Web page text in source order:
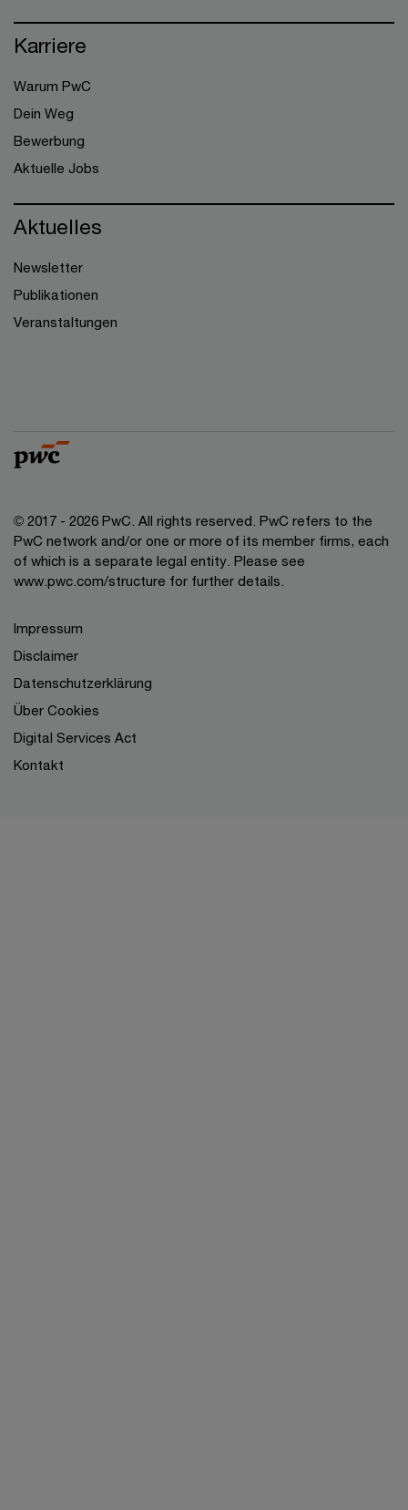
Karriere
Warum PwC
Dein Weg
Bewerbung
Aktuelle Jobs
Aktuelles
Newsletter
Publikationen
Veranstaltungen
© 2017 - 2026 PwC. All rights reserved. PwC refers to the
PwC network and/or one or more of its member firms, each
of which is a separate legal entity. Please see
www.pwc.com/structure for further details.
Impressum
Disclaimer
Datenschutzerklärung
Über Cookies
Digital Services Act
Kontakt